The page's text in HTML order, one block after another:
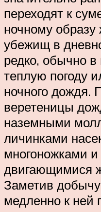
переходят к
ночному
убежищ в
редко, обычно
теплую погоду
ночного дождя.
веретеницы
наземными
личинками
многоножками
двигающимися
Заметив
медленно к ней